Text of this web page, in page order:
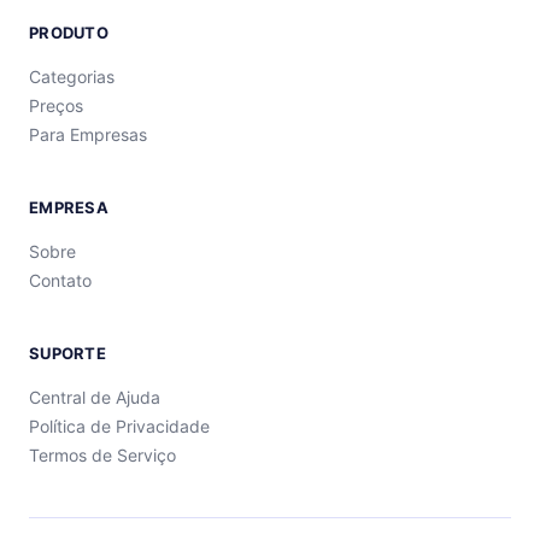
PRODUTO
Categorias
Preços
Para Empresas
EMPRESA
Sobre
Contato
SUPORTE
Central de Ajuda
Política de Privacidade
Termos de Serviço